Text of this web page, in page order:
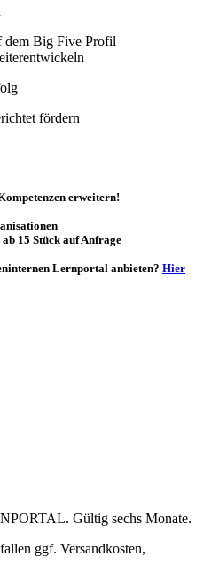
dem Big Five Profil
fördern
erweitern!
15 Stück auf Anfrage
Lernportal anbieten? Hier
Gültig sechs Monate.
ggf. Versandkosten,